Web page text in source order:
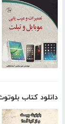
دانلود کتاب